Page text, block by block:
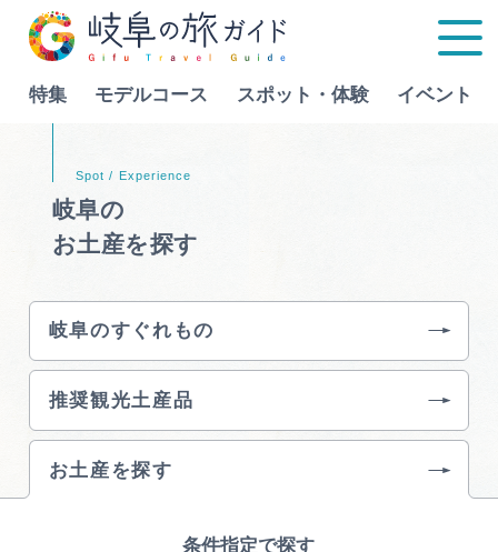
特集 モデルコース スポット・体験 イベント
特集
スポット・体験
イベント
グルメ
Language
行きたいリストを見る
岐阜の
お土産を探す
岐阜のすぐれもの
推奨観光土産品
お土産を探す
条件指定で探す